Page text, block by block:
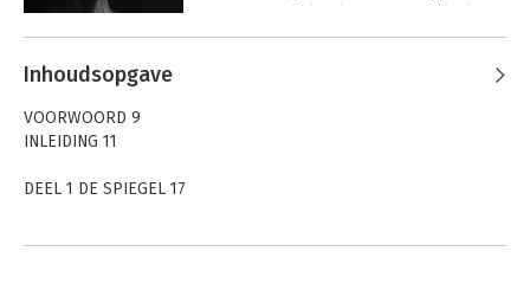
Inhoudsopgave
VOORWOORD 9
INLEIDING 11
DEEL 1 DE SPIEGEL 17